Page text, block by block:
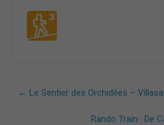
← Le Sentier des Orchidées –
Rando Train : De